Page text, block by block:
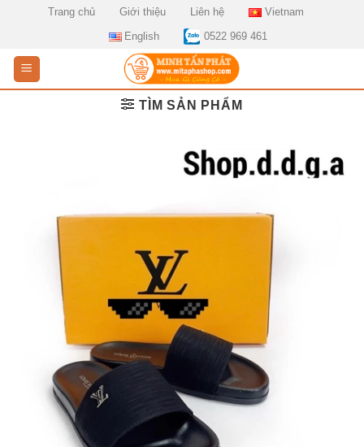
Trang chủ Giới thiệu Liên hệ
Vietnam
English
0522 969 461
TÌM SẢN PHẨM